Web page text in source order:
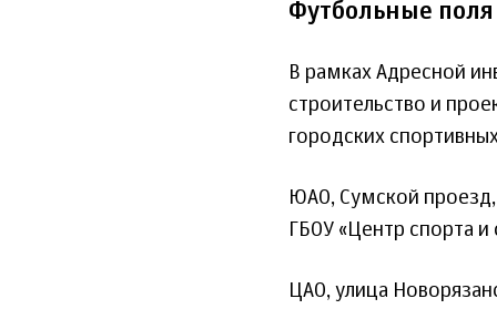
Футбольные
В рамках Адресной
строительство и
городских
ЮАО, Сумской
ГБОУ «Центр спорта
ЦАО, улица